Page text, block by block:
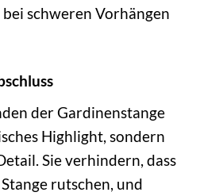
schweren Vorhängen
der Gardinenstange
Highlight, sondern
Sie verhindern, dass
rutschen, und